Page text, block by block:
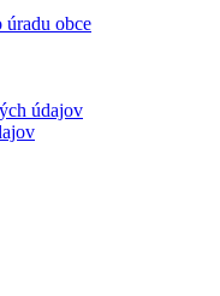
úradu obce
údajov